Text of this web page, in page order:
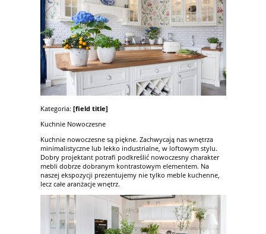
Kategoria: [field title]
Kuchnie Nowoczesne
Kuchnie nowoczesne są piękne. Zachwycają nas wnętrza
minimalistyczne lub lekko industrialne, w loftowym stylu.
Dobry projektant potrafi podkreślić nowoczesny charakter
mebli dobrze dobranym kontrastowym elementem. Na
naszej ekspozycji prezentujemy nie tylko meble kuchenne,
lecz całe aranżacje wnętrz.